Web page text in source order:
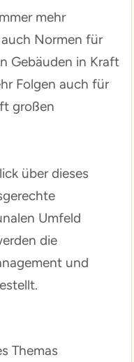
mehr
Normen für
Gebäuden in Kraft
Folgen auch für
großen
über dieses
Umfeld
die
und
Themas